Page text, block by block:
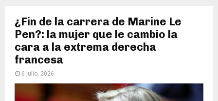
¿Fin de la carrera de Marine Le
Pen?: la mujer que le cambio la
cara a la extrema derecha
francesa
6 julio, 2026